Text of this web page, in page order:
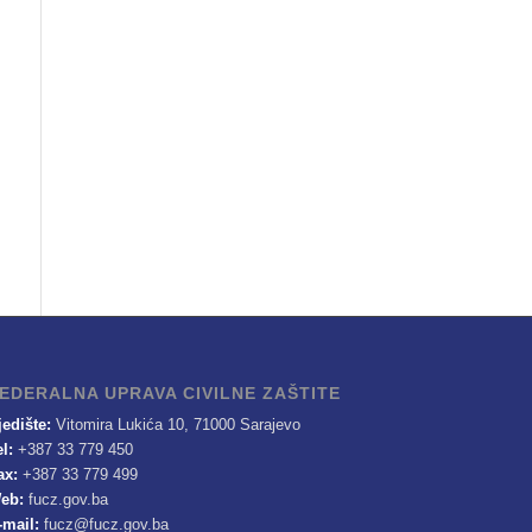
UPRAVA CIVILNE ZAŠTITE
Vitomira Lukića 10, 71000 Sarajevo
+387 33 779 450
+387 33 779 499
fucz.gov.ba
mail: fucz@fucz.gov.ba